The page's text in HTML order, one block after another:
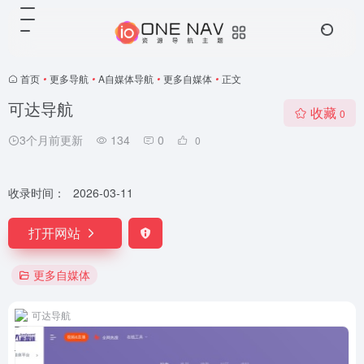
首页 • 更多导航 • A自媒体导航 • 更多自媒体 • 正文
可达导航
3个月前更新 134 0 0
收藏 0
收录时间： 2026-03-11
打开网站
更多自媒体
可达导航